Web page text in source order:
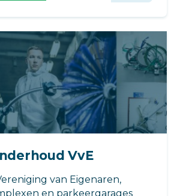
VvE
van Eigenaren,
en parkeergarages